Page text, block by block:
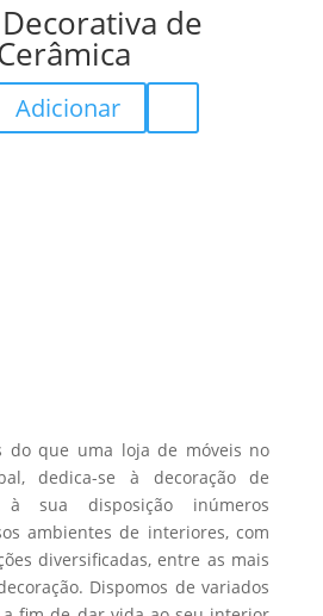
de
Adicionar
do que uma loja de móveis no
dedica-se à decoração de
à sua disposição inúmeros
ambientes de interiores, com
diversificadas, entre as mais
Dispomos de variados